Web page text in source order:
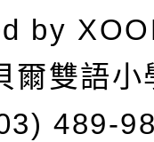
by
爾雙語小
489-